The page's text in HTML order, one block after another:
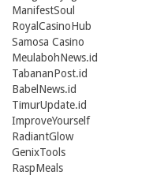
ManifestSoul
RoyalCasinoHub
Samosa Casino
MeulabohNews.id
TabananPost.id
BabelNews.id
TimurUpdate.id
ImproveYourself
RadiantGlow
GenixTools
RaspMeals